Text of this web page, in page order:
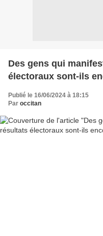
Des gens qui
électoraux sont-ils
Publié le 16/06/2024 à 18:15
Par occitan